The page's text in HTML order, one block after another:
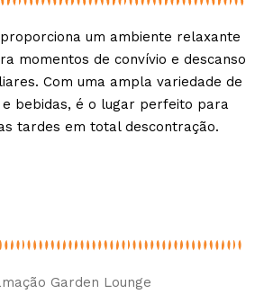
proporciona um ambiente relaxante
momentos de convívio e descanso
Com uma ampla variedade de
e bebidas, é o lugar perfeito para
tardes em total descontração.
Garden Lounge